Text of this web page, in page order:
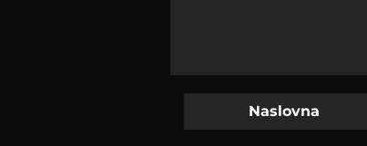
Naslovna